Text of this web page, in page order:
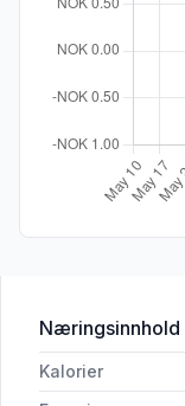
Næringsinnhold
Kalorier